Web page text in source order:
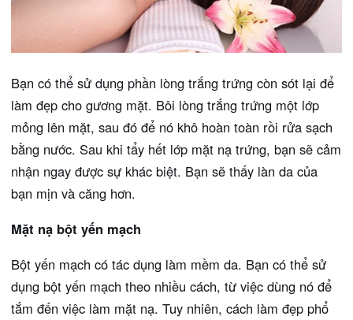
Bạn có thể sử dụng phần lòng trắng trứng còn sót lại để
làm đẹp cho gương mặt. Bôi lòng trắng trứng một lớp
mỏng lên mặt, sau đó để nó khô hoàn toàn rồi rửa sạch
bằng nước. Sau khi tẩy hết lớp mặt nạ trứng, bạn sẽ cảm
nhận ngay được sự khác biệt. Bạn sẽ thấy làn da của
bạn mịn và căng hơn.
Mặt nạ bột yến mạch
Bột yến mạch có tác dụng làm mềm da. Bạn có thể sử
dụng bột yến mạch theo nhiều cách, từ việc dùng nó để
tắm đến việc làm mặt nạ. Tuy nhiên, cách làm đẹp phổ